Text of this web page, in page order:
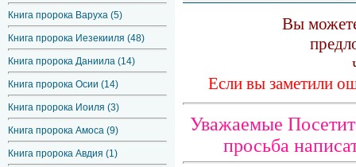
Книга пророка Варуха (5)
Книга пророка Иезекииля (48)
Книга пророка Даниила (14)
Книга пророка Осии (14)
Книга пророка Иоиля (3)
Книга пророка Амоса (9)
Книга пророка Авдия (1)
Вы
Если вы заметили
Уважаемые
просьба